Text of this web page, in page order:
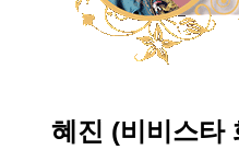
혜진 (비비스타